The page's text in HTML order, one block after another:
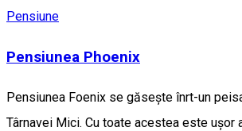
Pensiune
Pensiunea Phoenix
Pensiunea Foenix se găsește înrt-un
Târnavei Mici. Cu toate acestea este ușor